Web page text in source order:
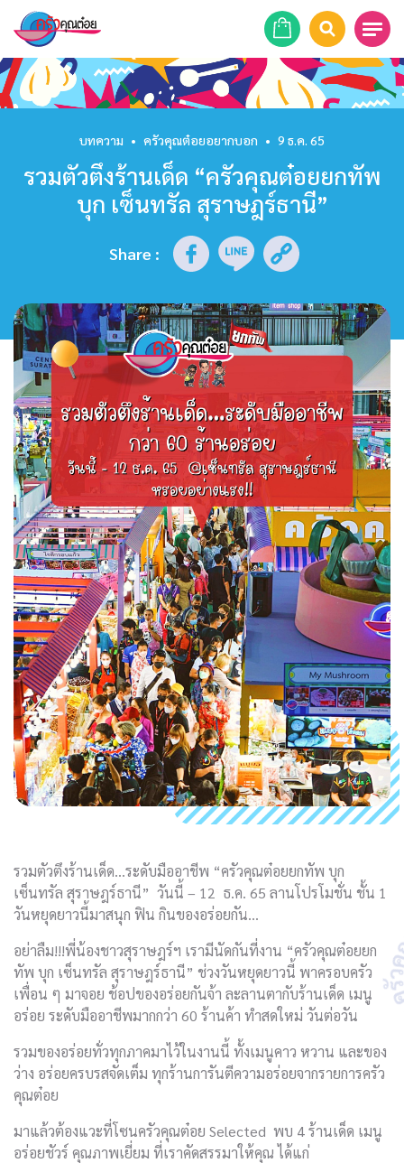
หน้าแรก
สูตรอาหาร
ร้านอาหาร
รายการย้อนหลัง
เคล็ดลับก้นครัว
บทความ
ข่าวสาร
ติดต่อเรา
บทความ • ครัวคุณต๋อยอยากบอก • 9 ธ.ค. 65
รวมตัวตึงร้านเด็ด “ครัวคุณต๋อยยกทัพ
บุก เซ็นทรัล สุราษฎร์ธานี”
Share :
รวมตัวตึงร้านเด็ด…ระดับมืออาชีพ “ครัวคุณต๋อยยกทัพ บุก
เซ็นทรัล สุราษฎร์ธานี” วันนี้ – 12 ธ.ค. 65 ลานโปรโมชั่น ชั้น 1
วันหยุดยาวนี้มาสนุก ฟิน กินของอร่อยกัน…
อย่าลืม!!!พี่น้องชาวสุราษฎร์ฯ เรามีนัดกันที่งาน “ครัวคุณต๋อยยก
ทัพ บุก เซ็นทรัล สุราษฎร์ธานี” ช่วงวันหยุดยาวนี้ พาครอบครัว
เพื่อน ๆ มาจอย ช้อปของอร่อยกันจ้า ละลานตากับร้านเด็ด เมนู
อร่อย ระดับมืออาชีพมากกว่า 60 ร้านค้า ทำสดใหม่ วันต่อวัน
รวมของอร่อยทั่วทุกภาคมาไว้ในงานนี้ ทั้งเมนูคาว หวาน และของ
ว่าง อร่อยครบรสจัดเต็ม ทุกร้านการันตีความอร่อยจากรายการครัว
คุณต๋อย
มาแล้วต้องแวะที่โซนครัวคุณต๋อย Selected พบ 4 ร้านเด็ด เมนู
อร่อยชัวร์ คุณภาพเยี่ยม ที่เราคัดสรรมาให้คุณ ได้แก่